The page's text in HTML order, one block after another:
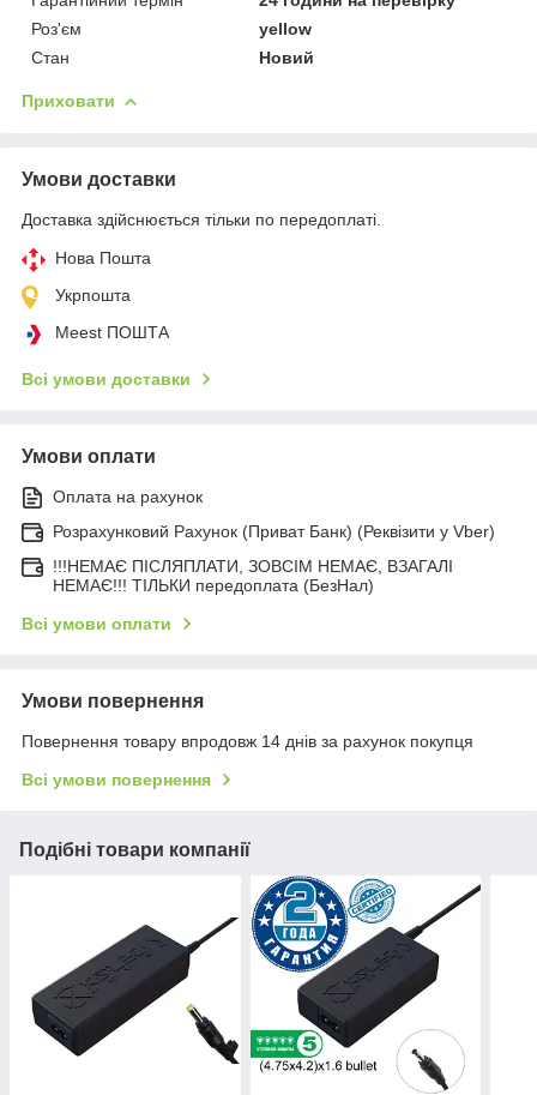
Роз'єм
yellow
Стан
Новий
Приховати
Умови доставки
Доставка здійснюється тільки по передоплаті.
Нова Пошта
Укрпошта
Meest ПОШТА
Всі умови доставки
Умови оплати
Оплата на рахунок
Розрахунковий Рахунок (Приват Банк) (Реквізити у Vber)
!!!НЕМАЄ ПІСЛЯПЛАТИ, ЗОВСІМ НЕМАЄ, ВЗАГАЛІ
НЕМАЄ!!! ТІЛЬКИ передоплата (БезНал)
Всі умови оплати
Умови повернення
Повернення товару впродовж 14 днів за рахунок покупця
Всі умови повернення
Подібні товари компанії